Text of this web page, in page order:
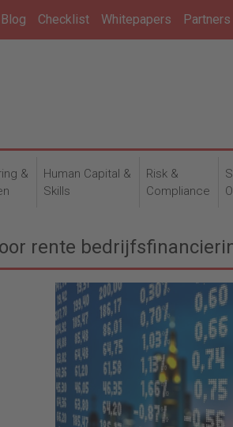
Blog Checklist Whitepapers Partners
&
Human Capital &
Skills
Risk &
Compliance
rente